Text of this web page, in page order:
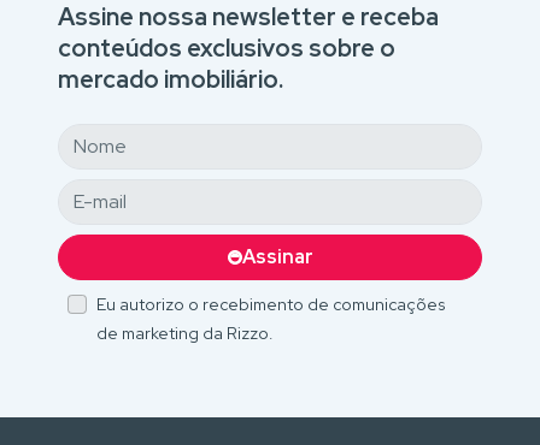
Assine nossa newsletter e receba
conteúdos exclusivos sobre o
mercado imobiliário.
Assinar
Eu autorizo o recebimento de comunicações
de marketing da Rizzo.